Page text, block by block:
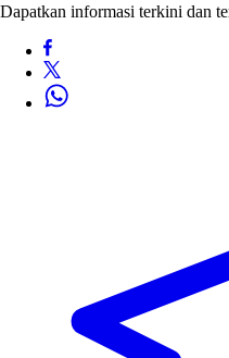
Dapatkan informasi terkini dan